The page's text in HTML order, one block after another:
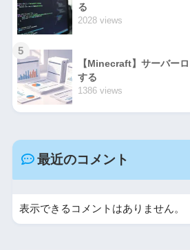
る
2028 views
5
【Minecraft】サーバー
する
1386 views
最近のコメント
表示できるコメントはありません。